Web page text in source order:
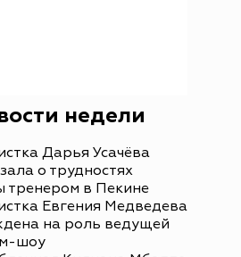
недели
Дарья Усачёва
о трудностях
тренером в Пекине
Евгения Медведева
на роль ведущей
шоу